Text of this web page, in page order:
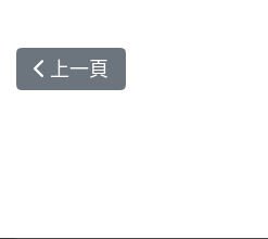
上一篇文章: 胸腔內科-呼吸
上一頁